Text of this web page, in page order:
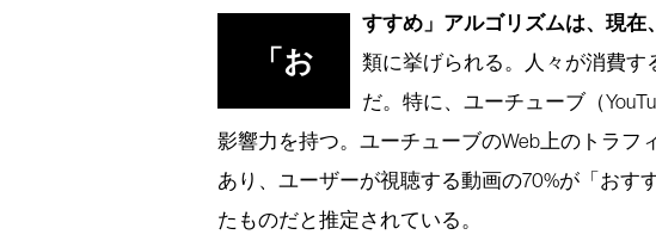
「お
すすめ」アルゴリズムは、現
類に挙げられる。人々が消費
だ。特に、ユーチューブ（
影響力を持つ。ユーチューブのWeb上のトラフ
あり、ユーザーが視聴する動画の70%が「おす
たものだと推定されている。